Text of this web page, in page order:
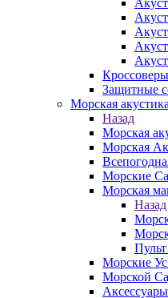
Кроссоверы
Защитные
Морская акустика
Назад
Морская
Морская
Морские
Морская
Назад
Морские
Морской